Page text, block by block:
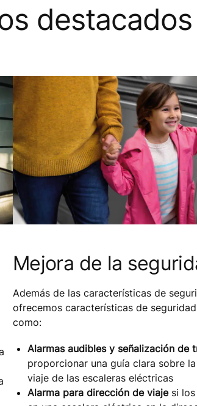
destacados
Mejora de la
Además de las características de
ofrecemos características de
como:
Alarmas audibles y señalización de
proporcionar una guía clara sobre
viaje de las escaleras eléctricas
Alarma para dirección de viajesi los